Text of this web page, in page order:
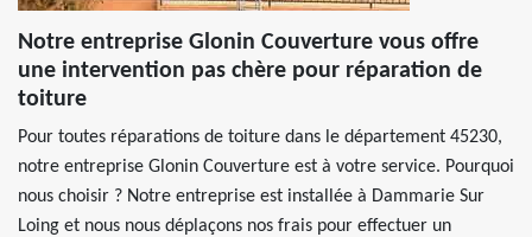
Notre entreprise Glonin Couverture vous offre
une intervention pas chère pour réparation de
toiture
Pour toutes réparations de toiture dans le département 45230,
notre entreprise Glonin Couverture est à votre service. Pourquoi
nous choisir ? Notre entreprise est installée à Dammarie Sur
Loing et nous nous déplaçons nos frais pour effectuer un